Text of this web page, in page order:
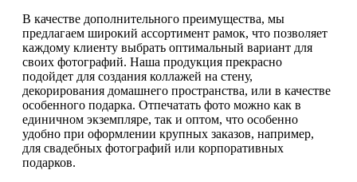
В качестве дополнительного преимущества, мы
предлагаем широкий ассортимент рамок, что позволяет
каждому клиенту выбрать оптимальный вариант для
своих фотографий. Наша продукция прекрасно
подойдет для создания коллажей на стену,
декорирования домашнего пространства, или в качестве
особенного подарка. Отпечатать фото можно как в
единичном экземпляре, так и оптом, что особенно
удобно при оформлении крупных заказов, например,
для свадебных фотографий или корпоративных
подарков.